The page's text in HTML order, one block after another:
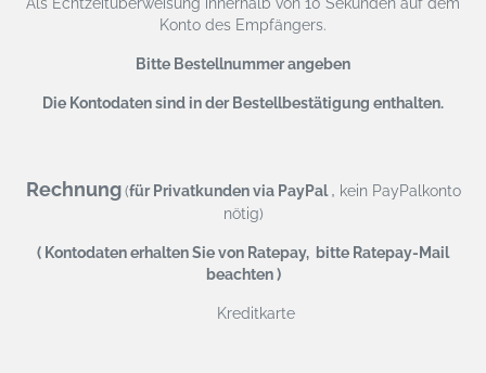
Konto des Empfängers.
Bitte Bestellnummer angeben
Die Kontodaten sind in der Bestellbestätigung enthalten.
Rechnung (für Privatkunden via PayPal, kein PayPalkonto
nötig)
( Kontodaten erhalten Sie von Ratepay, bitte Ratepay-Mail
beachten )
Kreditkarte